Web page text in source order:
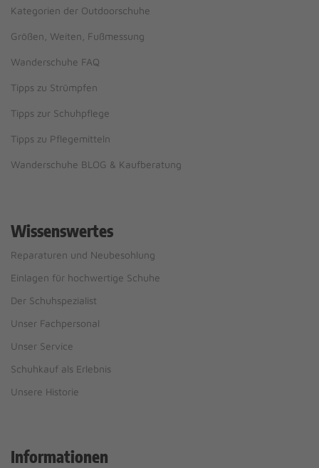
Kategorien der Outdoorschuhe
Größen, Weiten, Fußmessung
Wanderschuhe FAQ
Tipps zu Strümpfen
Tipps zur Schuhpflege
Tipps zu Pflegemitteln
Wanderschuhe BLOG & Kaufberatung
Wissenswertes
Reparaturen und Neubesohlung
Einlagen für hochwertige Schuhe
Der Schuhspezialist
Unser Fachpersonal
Unser Service
Schuhkauf als Erlebnis
Unsere Historie
Informationen